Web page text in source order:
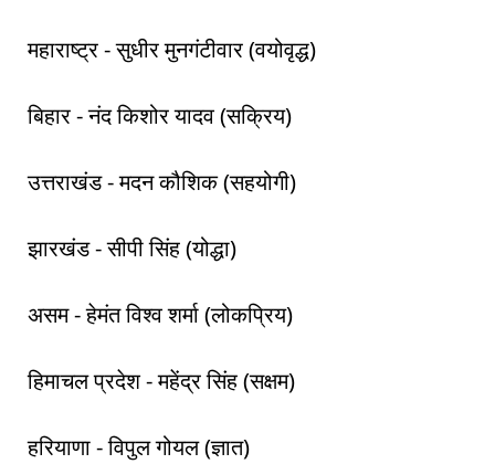
महाराष्ट्र - सुधीर मुनगंटीवार (वयोवृद्ध)
बिहार - नंद किशोर यादव (सक्रिय)
उत्तराखंड - मदन कौशिक (सहयोगी)
झारखंड - सीपी सिंह (योद्धा)
असम - हेमंत विश्व शर्मा (लोकप्रिय)
हिमाचल प्रदेश - महेंद्र सिंह (सक्षम)
हरियाणा - विपुल गोयल (ज्ञात)